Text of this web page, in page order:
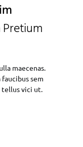
maecenas.
sem
vici ut.